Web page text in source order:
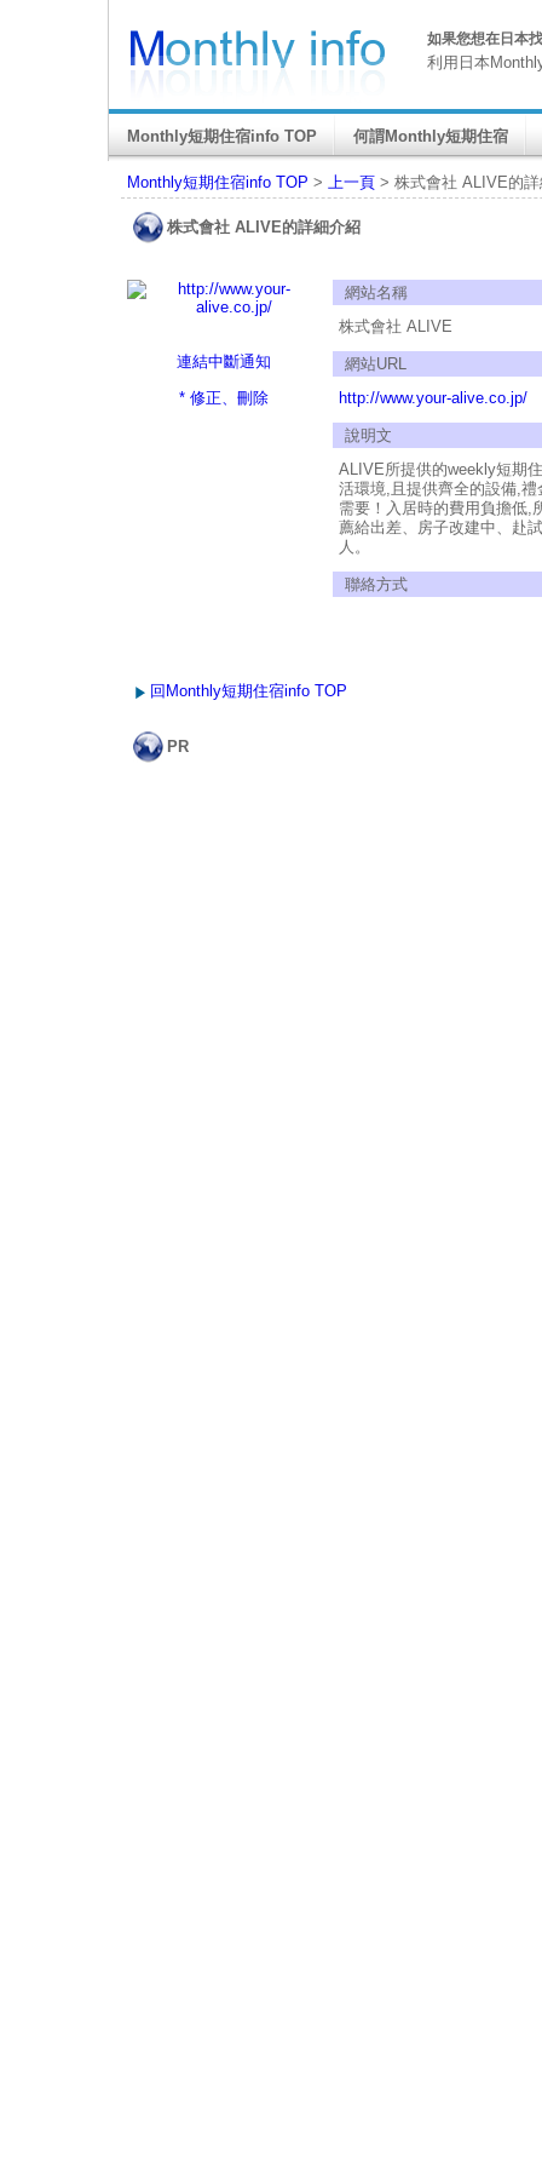
如果您想在日本
利用日本
Monthly短期住宿info TOP 何謂Monthly短期住宿
Monthly短期住宿info TOP > 上一頁 > 株式會社 ALIVE的
株式會社 ALIVE的詳細介紹
連結中斷通知
* 修正、刪除
網站名稱
株式會社 ALIVE
網站URL
http://www.your-alive.co.jp/
說明文
ALIVE所提供的weekly短期
活環境,且提供齊全的設備,
需要！入居時的費用負擔低,
薦給出差、房子改建中、赴
人。
聯絡方式
回Monthly短期住宿info TOP
PR